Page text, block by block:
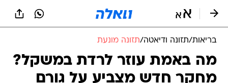
בריאות/תזונה ודיאטה/תזונה מונעת
מה באמת עוזר לרדת במשקל?
מחקר חדש מצביע על גורם